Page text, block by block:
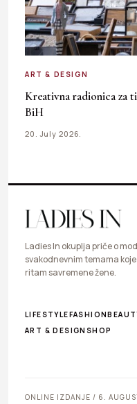
ART & DESIGN
Kreativna radionica za
BiH
20. July 2026.
Ladies In okuplja priče o
svakodnevnim temama
ritam savremene žene.
LIFESTYLEFASHION
ART & DESIGN SHOP
ONLINE IZDANJE / 6.